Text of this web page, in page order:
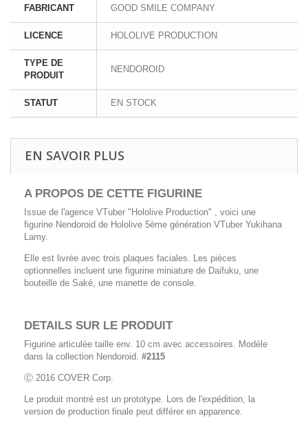
FABRICANT GOOD SMILE COMPANY
LICENCE HOLOLIVE PRODUCTION
TYPE DE
PRODUIT
NENDOROID
STATUT EN STOCK
EN SAVOIR PLUS
A PROPOS DE CETTE FIGURINE
Issue de l'agence VTuber "Hololive Production" , voici une
figurine Nendoroid de Hololive 5ème génération VTuber Yukihana
Lamy.
Elle est livrée avec trois plaques faciales. Les pièces
optionnelles incluent une figurine miniature de Daifuku, une
bouteille de Saké, une manette de console.
DETAILS SUR LE PRODUIT
Figurine articulée taille env. 10 cm avec accessoires. Modèle
dans la collection Nendoroid. #2115
Ⓒ 2016 COVER Corp.
Le produit montré est un prototype. Lors de l'expédition, la
version de production finale peut différer en apparence.